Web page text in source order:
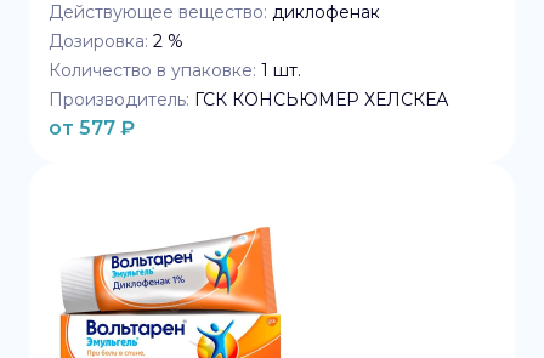
Действующее вещество: диклофенак
Дозировка: 2 %
Количество в упаковке: 1 шт.
Производитель: ГСК КОНСЬЮМЕР ХЕЛСКЕА
от 577 ₽